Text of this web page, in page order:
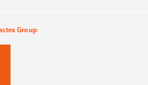
Group